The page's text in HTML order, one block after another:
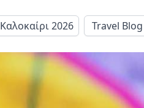
Καλοκαίρι 2026 Travel Blog